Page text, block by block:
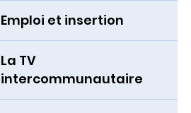
Emploi et insertion
La TV
intercommunautaire